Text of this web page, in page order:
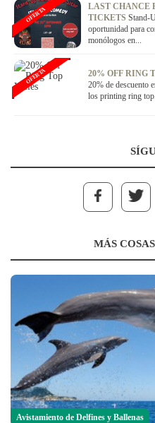
LAST CHANCE
TICKETS Stand-
oportunidad para
monólogos en...
OFERTA
20% OFF RING
20% de descuento
los printing ring top...
OFERTA
MÁS
Avistamiento de Delfines y Ballenas